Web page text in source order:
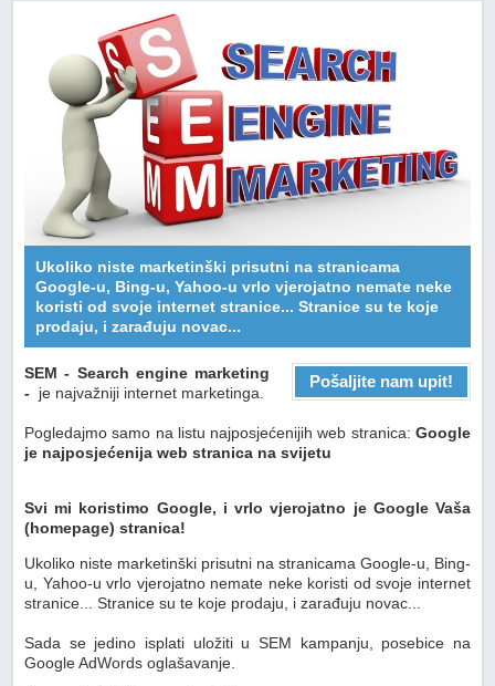
Ukoliko niste marketinški prisutni na stranicama
Google-u, Bing-u, Yahoo-u vrlo vjerojatno nemate neke
koristi od svoje internet stranice... Stranice su te koje
prodaju, i zarađuju novac...
Pošaljite nam upit!
SEM - Search engine marketing
-
je najvažniji internet marketinga.
Pogledajmo samo na listu najposjećenijih web stranica: Google
je najposjećenija web stranica na svijetu
Svi mi koristimo Google, i vrlo vjerojatno je Google Vaša
(homepage) stranica!
Ukoliko niste marketinški prisutni na stranicama Google-u, Bing-
u, Yahoo-u vrlo vjerojatno nemate neke koristi od svoje internet
stranice... Stranice su te koje prodaju, i zarađuju novac...
Sada se jedino isplati uložiti u SEM kampanju, posebice na
Google AdWords oglašavanje.